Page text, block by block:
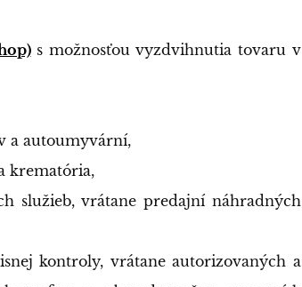
s možnosťou vyzdvihnutia tovaru v
a autoumyvární,
krematória,
služieb, vrátane predajní náhradných
kontroly, vrátane autorizovaných a